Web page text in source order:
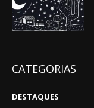
CATEGORIAS
DESTAQUES